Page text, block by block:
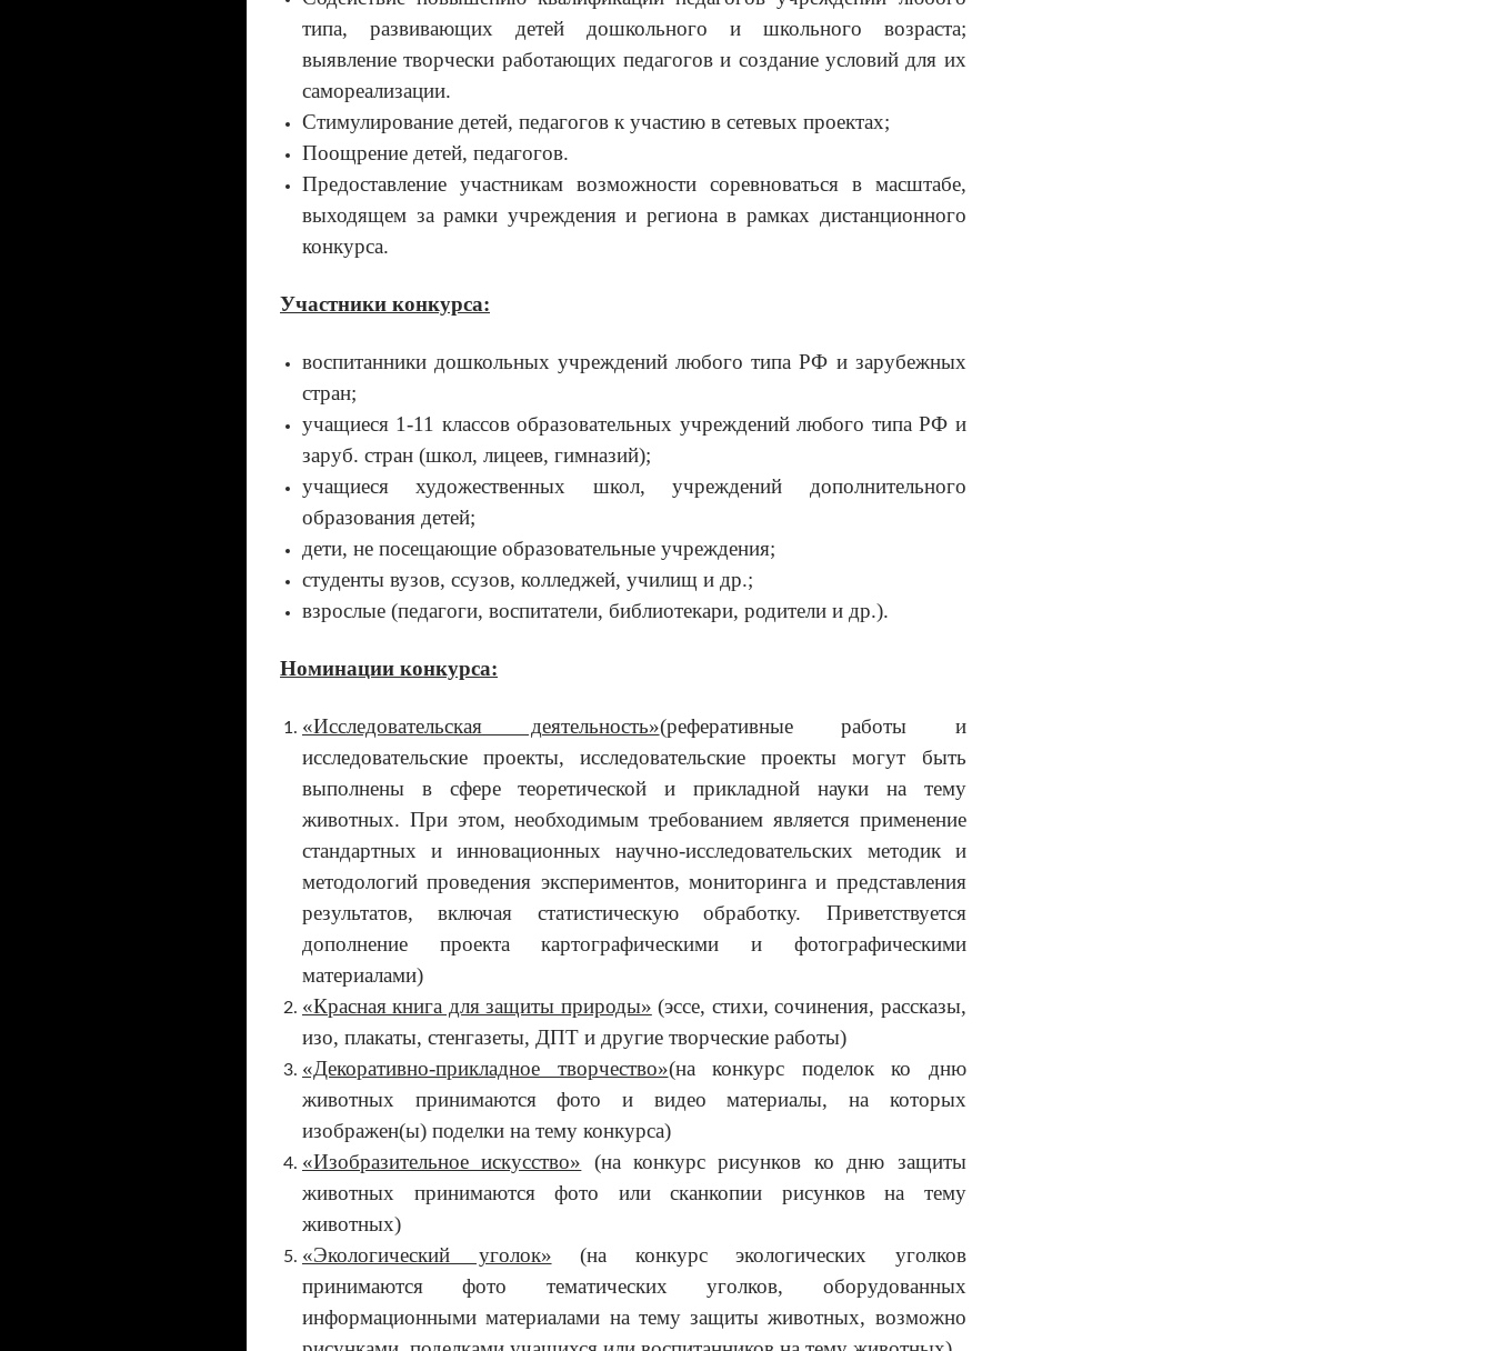
типа, развивающих детей дошкольного и школьного возраста;
выявление творчески работающих педагогов и создание условий для их
самореализации.
Стимулирование детей, педагогов к участию в сетевых проектах;
Поощрение детей, педагогов.
Предоставление участникам возможности соревноваться в масштабе,
выходящем за рамки учреждения и региона в рамках дистанционного
конкурса.
Участники конкурса:
воспитанники дошкольных учреждений любого типа РФ и зарубежных
стран;
учащиеся 1-11 классов образовательных учреждений любого типа РФ и
заруб. стран (школ, лицеев, гимназий);
учащиеся художественных школ, учреждений дополнительного
образования детей;
дети, не посещающие образовательные учреждения;
студенты вузов, ссузов, колледжей, училищ и др.;
взрослые (педагоги, воспитатели, библиотекари, родители и др.).
Номинации конкурса:
«Исследовательская деятельность»(реферативные работы и
исследовательские проекты, исследовательские проекты могут быть
выполнены в сфере теоретической и прикладной науки на тему
животных. При этом, необходимым требованием является применение
стандартных и инновационных научно-исследовательских методик и
методологий проведения экспериментов, мониторинга и представления
результатов, включая статистическую обработку. Приветствуется
дополнение проекта картографическими и фотографическими
материалами)
«Красная книга для защиты природы» (эссе, стихи, сочинения, рассказы,
изо, плакаты, стенгазеты, ДПТ и другие творческие работы)
«Декоративно-прикладное творчество»(на конкурс поделок ко дню
животных принимаются фото и видео материалы, на которых
изображен(ы) поделки на тему конкурса)
«Изобразительное искусство» (на конкурс рисунков ко дню защиты
животных принимаются фото или сканкопии рисунков на тему
животных)
«Экологический уголок» (на конкурс экологических уголков
принимаются фото тематических уголков, оборудованных
информационными материалами на тему защиты животных, возможно